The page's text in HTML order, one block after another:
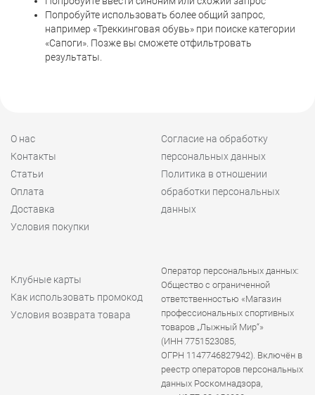
Попробуйте использовать более общий запрос,
например «Треккинговая обувь» при поиске категории
«Сапоги». Позже вы сможете отфильтровать
результаты.
О нас
Контакты
Статьи
Оплата
Доставка
Условия покупки
Согласие на обработку
персональных данных
Политика в отношении
обработки персональных
данных
Клубные карты
Как использовать промокод
Условия возврата товара
Оператор персональных данных:
Общество с ограниченной
ответственностью «Магазин
профессиональных спортивных
товаров „Лыжный Мир“»
(ИНН 7751523085,
ОГРН 1147746827942). Включён в
реестр операторов персональных
данных Роскомнадзора,